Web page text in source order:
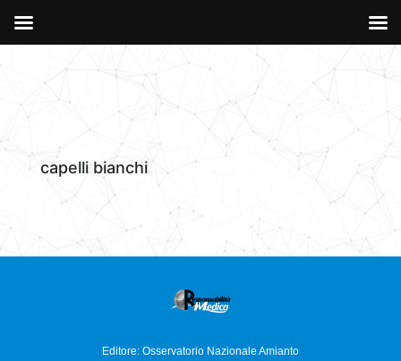
capelli bianchi
Editore: Osservatorio Nazionale Amianto